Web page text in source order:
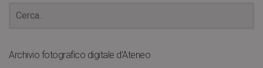
Archivio fotografico digitale d’Ateneo